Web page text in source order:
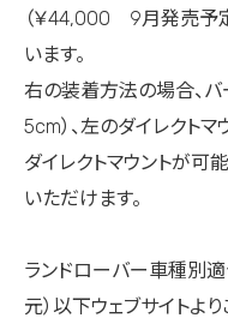
（￥44,000 9月発売予
います。
右の装着方法の場合、バ
5cm）、左のダイレクトマ
ダイレクトマウントが
いただけます。
ランドローバー車種別
元）以下ウェブサイトよ